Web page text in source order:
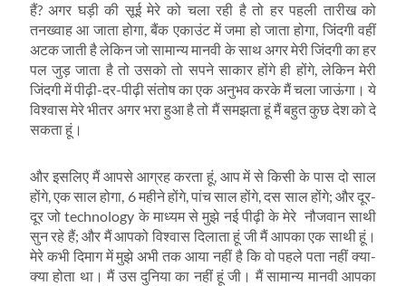
हैं? अगर घड़ी की सूई मेरे को चला रही है तो हर पहली तारीख को
तनख्‍वाह आ जाता होगा, बैंक एकाउंट में जमा हो जाता होगा, जिंदगी वहीं
अटक जाती है लेकिन जो सामान्‍य मानवी के साथ अगर मेरी जिंदगी का हर
पल जुड़ जाता है तो उसको तो सपने साकार होंगे ही होंगे, लेकिन मेरी
जिंदगी में पीढ़ी-दर-पीढ़ी संतोष का एक अनुभव करके मैं चला जाऊंगा। ये
विश्‍वास मेरे भीतर अगर भरा हुआ है तो मैं समझता हूं मैं बहुत कुछ देश को दे
सकता हूं।
और इसलिए मैं आपसे आग्रह करता हूं, आप में से किसी के पास दो साल
होंगे, एक साल होगा, 6 महीने होंगे, पांच साल होंगे, दस साल होंगे; और दूर-
दूर जो technology के माध्‍यम से मुझे नई पीढ़ी के मेरे नौजवान साथी
सुन रहे हैं; और मैं आपको विश्वास दिलाता हूं जी मैं आपका एक साथी हूं।
मेरे कभी दिमाग में मुझे अभी तक आया नहीं है कि वो पहले पता नहीं क्‍या-
क्‍या होता था। मैं उस दुनिया का नहीं हूं जी। मैं सामान्‍य मानवी आपका